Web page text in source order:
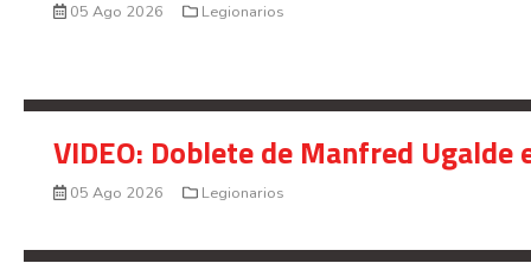
05 Ago 2026 Legionarios
VIDEO: Doblete de Manfred
05 Ago 2026 Legionarios